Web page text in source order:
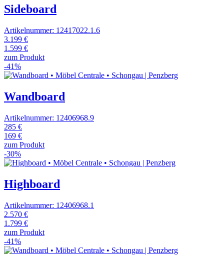
Sideboard
Artikelnummer: 12417022.1.6
3.199 €
1.599 €
zum Produkt
-41%
Wandboard
Artikelnummer: 12406968.9
285 €
169 €
zum Produkt
-30%
Highboard
Artikelnummer: 12406968.1
2.570 €
1.799 €
zum Produkt
-41%